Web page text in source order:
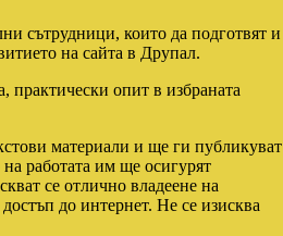
сътрудници, които да подготвят и
на сайта в Друпал.
практически опит в избраната
материали и ще ги публикуват
работата им ще осигурят
се отлично владеене на
до интернет. Не се изисква